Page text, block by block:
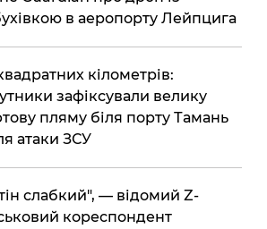
в аеропорту Лейпцига
кілометрів:
зафіксували велику
пляму біля порту Тамань
атаки ЗСУ
слабкий", — відомий Z-
кореспондент